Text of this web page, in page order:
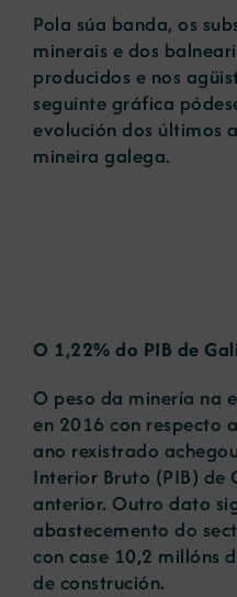
Pola súa banda, os
minerais e dos
producidos e nos
seguinte gráfica
evolución dos últimos
mineira galega.
O 1,22% do PIB de
O peso da minería na
en 2016 con respecto
ano rexistrado
Interior Bruto (PIB) de
anterior. Outro dato
abastecemento do
con case 10,2 millóns
de construción.